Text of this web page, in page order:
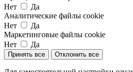
Нет
Да
Аналитические файлы cookie
Нет
Да
Маркетинговые файлы cookie
Нет
Да
Принять все Отклонить все